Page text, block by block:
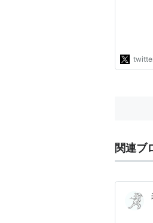
粋したも
https://
関連ブ